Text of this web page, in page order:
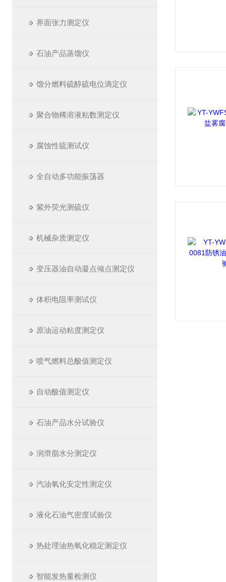
界面张力测定仪
石油产品蒸馏仪
馏分燃料硫醇硫电位滴定仪
聚合物稀溶液粘数测定仪
腐蚀性硫测试仪
全自动多功能振荡器
紫外荧光测硫仪
机械杂质测定仪
变压器油自动凝点倾点测定仪
体积电阻率测试仪
原油运动粘度测定仪
喷气燃料总酸值测定仪
自动酸值测定仪
石油产品水分试验仪
润滑脂水分测定仪
汽油氧化安定性测定仪
液化石油气密度试验仪
热处理油热氧化稳定测定仪
智能发热量检测仪